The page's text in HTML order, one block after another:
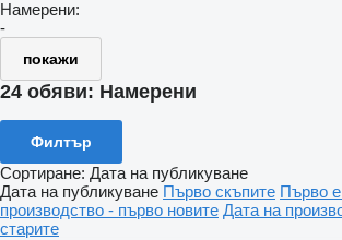
Намерени:
-
покажи
24 обяви: Намерени
Филтър
Сортиране: Дата на публикуване
Дата на публикуване Първо скъпите Първо
производство - първо новите Дата на
старите